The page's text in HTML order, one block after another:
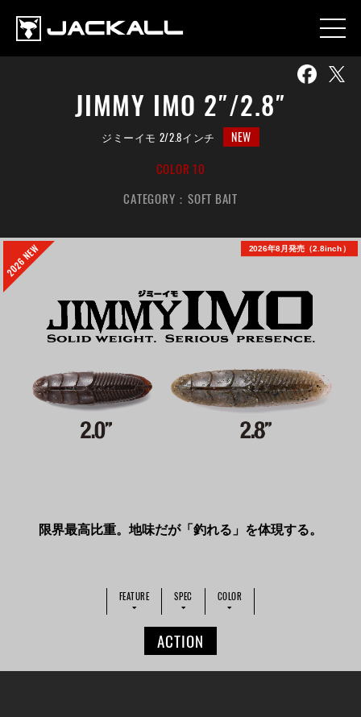
JIMMY IMO 2″/2.8″
ジミーイモ 2/2.8インチ NEW
COLOR 10
CATEGORY： SOFT BAIT
限界最高比重。地味だが「釣れる」を体現する。
FEATURE SPEC COLOR
ACTION
2026 NEW 2026年8月発売（2.8inch）